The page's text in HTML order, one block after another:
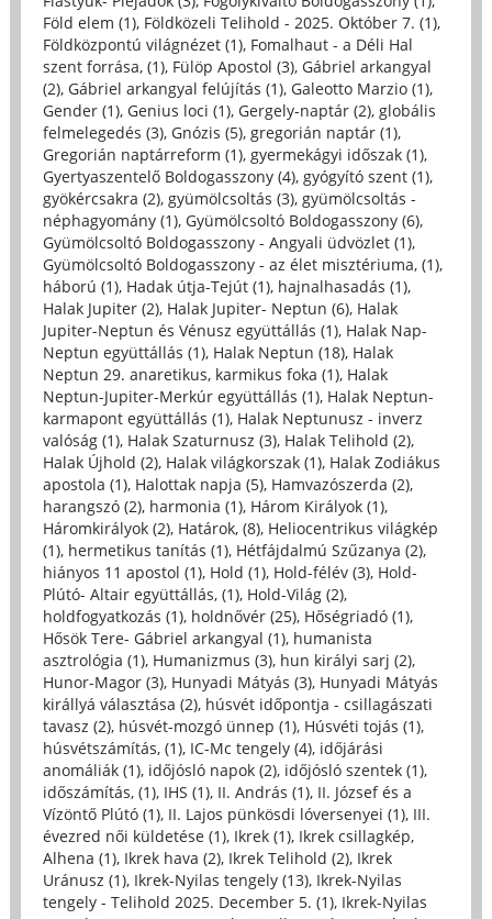
Föld elem (1), Földközeli Telihold - 2025. Október 7. (1),
Földközpontú világnézet (1), Fomalhaut - a Déli Hal
szent forrása, (1), Fülöp Apostol (3), Gábriel arkangyal
(2), Gábriel arkangyal felújítás (1), Galeotto Marzio (1),
Gender (1), Genius loci (1), Gergely-naptár (2), globális
felmelegedés (3), Gnózis (5), gregorián naptár (1),
Gregorián naptárreform (1), gyermekágyi időszak (1),
Gyertyaszentelő Boldogasszony (4), gyógyító szent (1),
gyökércsakra (2), gyümölcsoltás (3), gyümölcsoltás -
néphagyomány (1), Gyümölcsoltó Boldogasszony (6),
Gyümölcsoltó Boldogasszony - Angyali üdvözlet (1),
Gyümölcsoltó Boldogasszony - az élet misztériuma, (1),
háború (1), Hadak útja-Tejút (1), hajnalhasadás (1),
Halak Jupiter (2), Halak Jupiter- Neptun (6), Halak
Jupiter-Neptun és Vénusz együttállás (1), Halak Nap-
Neptun együttállás (1), Halak Neptun (18), Halak
Neptun 29. anaretikus, karmikus foka (1), Halak
Neptun-Jupiter-Merkúr együttállás (1), Halak Neptun-
karmapont együttállás (1), Halak Neptunusz - inverz
valóság (1), Halak Szaturnusz (3), Halak Telihold (2),
Halak Újhold (2), Halak világkorszak (1), Halak Zodiákus
apostola (1), Halottak napja (5), Hamvazószerda (2),
harangszó (2), harmonia (1), Három Királyok (1),
Háromkirályok (2), Határok, (8), Heliocentrikus világkép
(1), hermetikus tanítás (1), Hétfájdalmú Szűzanya (2),
hiányos 11 apostol (1), Hold (1), Hold-félév (3), Hold-
Plútó- Altair együttállás, (1), Hold-Világ (2),
holdfogyatkozás (1), holdnővér (25), Hőségriadó (1),
Hősök Tere- Gábriel arkangyal (1), humanista
asztrológia (1), Humanizmus (3), hun királyi sarj (2),
Hunor-Magor (3), Hunyadi Mátyás (3), Hunyadi Mátyás
királlyá választása (2), húsvét időpontja - csillagászati
tavasz (2), húsvét-mozgó ünnep (1), Húsvéti tojás (1),
húsvétszámítás, (1), IC-Mc tengely (4), időjárási
anomáliák (1), időjósló napok (2), időjósló szentek (1),
időszámítás, (1), IHS (1), II. András (1), II. József és a
Vízöntő Plútó (1), II. Lajos pünkösdi lóversenyei (1), III.
évezred női küldetése (1), Ikrek (1), Ikrek csillagkép,
Alhena (1), Ikrek hava (2), Ikrek Telihold (2), Ikrek
Uránusz (1), Ikrek-Nyilas tengely (13), Ikrek-Nyilas
tengely - Telihold 2025. December 5. (1), Ikrek-Nyilas